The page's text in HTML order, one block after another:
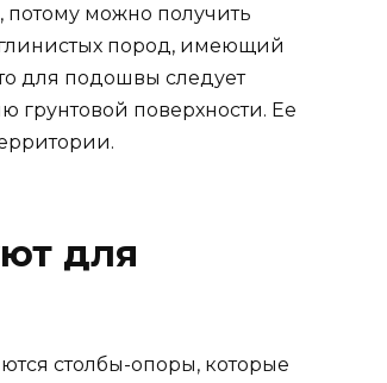
потому можно получить
пород, имеющий
для подошвы следует
грунтовой поверхности. Ее
для
столбы-опоры, которые